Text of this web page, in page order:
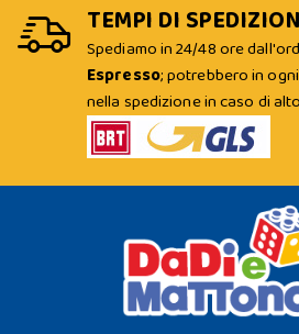
TEMPI DI
Spediamo in 24/48 ore
Espresso; potrebbero in
nella spedizione in caso di